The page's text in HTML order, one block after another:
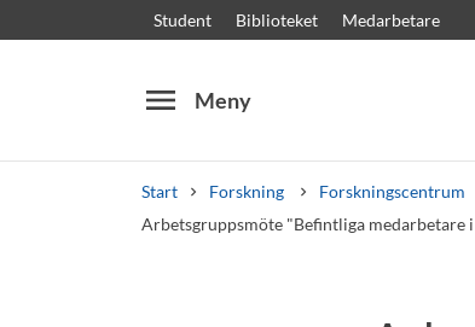
Student Biblioteket Medarbetare
menu Meny
Start Forskning Forskningscentrum
Arbetsgruppsmöte "Befintliga medarbetare